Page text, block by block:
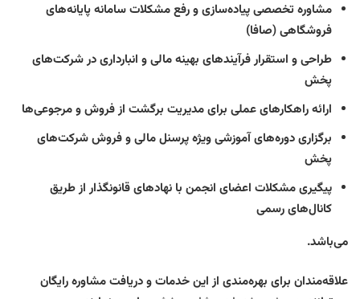
مشاوره تخصصی پیاده‌سازی و رفع مشکلات سامانه پایانه‌های
فروشگاهی (صافا)
طراحی و استقرار فرآیندهای بهینه مالی و انبارداری در شرکت‌های
پخش
ارائه راهکارهای عملی برای مدیریت برگشت از فروش و مرجوعی‌ها
برگزاری دوره‌های آموزشی ویژه پرسنل مالی و فروش شرکت‌های
پخش
پیگیری مشکلات اعضای انجمن با نهادهای قانونگذار از طریق
کانال‌های رسمی
می‌باشد.
علاقه‌مندان برای بهره‌مندی از این خدمات و دریافت مشاوره رایگان